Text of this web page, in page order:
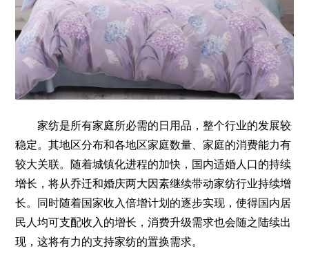
家纺是所有家庭所必需的日用品，整个行业的发展较
稳定。其地区分布和各地区家庭数量、家庭的消费能力有
较大关联。随着城镇化进程的加快，国内适婚人口的持续
增长，将从乔迁和婚庆两大因素继续带动家纺行业持续增
长。同时随着国家收入倍增计划的逐步实现，使得国内居
民人均可支配收入的增长，消费升级需求也会随之陆续出
现，这将有力的支持家纺的置换需求。